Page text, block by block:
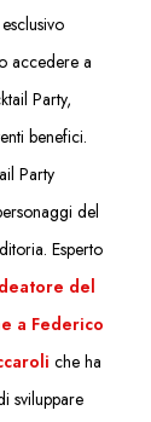
accedere a
Party,
benefici.
Party
del
Esperto
del
a Federico
che ha
sviluppare